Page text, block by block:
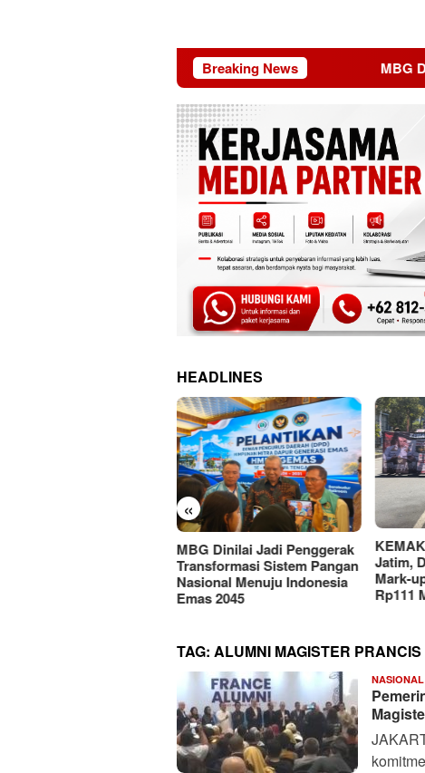
Breaking NewsMBG Dinilai Jadi
HEADLINES
«
KEMAKI Geruduk Kejati
Jatim, Desak Usut Dugaan
Mark-up Anggaran Dishub
Rp111 Miliar
PMII
Hilmy
TAG: ALUMNI MAGISTER PRANCIS
NASIONAL